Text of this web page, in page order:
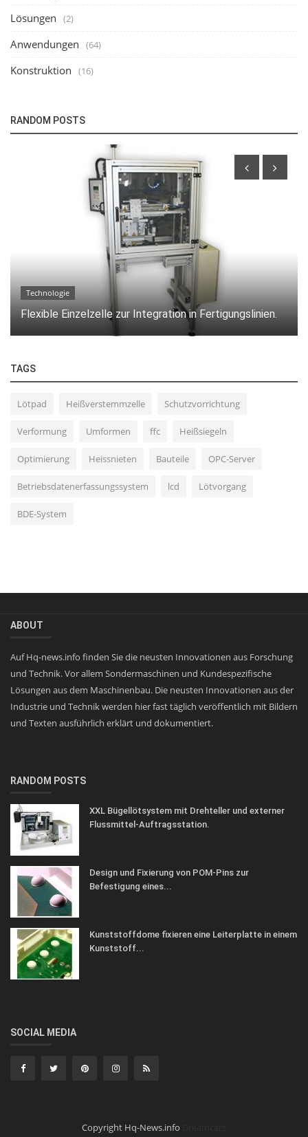
Lösungen (2)
Anwendungen (64)
Konstruktion (16)
RANDOM POSTS
Technologie
Flexible Einzelzelle zur Integration in Fertigungslinien.
TAGS
Lötpad Heißverstemmzelle Schutzvorrichtung
Verformung Umformen ffc Heißsiegeln
Optimierung Heissnieten Bauteile OPC-Server
Betriebsdatenerfassungssystem lcd Lötvorgang
BDE-System
ABOUT
Auf Hq-news.info finden Sie die neusten Innovationen aus Forschung
und Technik. Vor allem Sondermaschinen und Kundespezifische
Lösungen aus dem Maschinenbau. Die neusten Innovationen aus der
Industrie und Technik werden hier fast täglich veröffentlich mit Bildern
und Texten ausführlich erklärt und dokumentiert.
RANDOM POSTS
XXL Bügellötsystem mit Drehteller und externer
Flussmittel-Auftragsstation.
Design und Fixierung von POM-Pins zur
Befestigung eines...
Kunststoffdome fixieren eine Leiterplatte in einem
Kunststoff...
SOCIAL MEDIA
Copyright Hq-News.info